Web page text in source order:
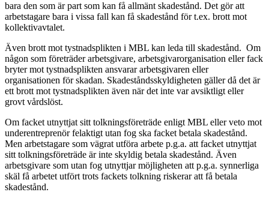
bara den som är part som kan få allmänt skadestånd. Det gör att
arbetstagare bara i vissa fall kan få skadestånd för t.ex. brott mot
kollektivavtalet.
Även brott mot tystnadsplikten i MBL kan leda till skadestånd. Om
någon som företräder arbetsgivare, arbetsgivarorganisation eller fack
bryter mot tystnadsplikten ansvarar arbetsgivaren eller
organisationen för skadan. Skadeståndsskyldigheten gäller då det är
ett brott mot tystnadsplikten även när det inte var avsiktligt eller
grovt vårdslöst.
Om facket utnyttjat sitt tolkningsföreträde enligt MBL eller veto mot
underentreprenör felaktigt utan fog ska facket betala skadestånd.
Men arbetstagare som vägrat utföra arbete p.g.a. att facket utnyttjat
sitt tolkningsföreträde är inte skyldig betala skadestånd. Även
arbetsgivare som utan fog utnyttjar möjligheten att p.g.a. synnerliga
skäl få arbetet utfört trots fackets tolkning riskerar att få betala
skadestånd.